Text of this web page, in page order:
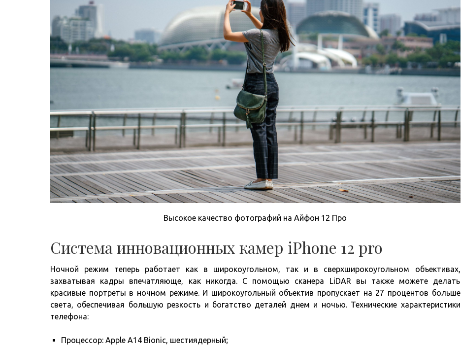
Высокое качество фотографий на Айфон 12 Про
Система инновационных камер iPhone 12 pro
Ночной режим теперь работает как в широкоугольном, так и в сверхширокоугольном объективах,
захватывая кадры впечатляюще, как никогда. С помощью сканера LiDAR вы также можете делать
красивые портреты в ночном режиме. И широкоугольный объектив пропускает на 27 процентов больше
света, обеспечивая большую резкость и богатство деталей днем и ночью. Технические характеристики
телефона:
Процессор: Apple A14 Bionic, шестиядерный;